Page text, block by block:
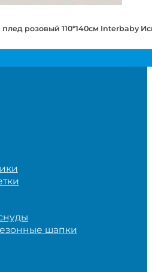
розовый 110*140см Interbaby
шапки